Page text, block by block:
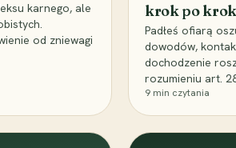
karnego, ale
od zniewagi
krok po
Padłeś ofiarą
dowodów,
dochodzenie
rozumieniu art.
9 min czytania